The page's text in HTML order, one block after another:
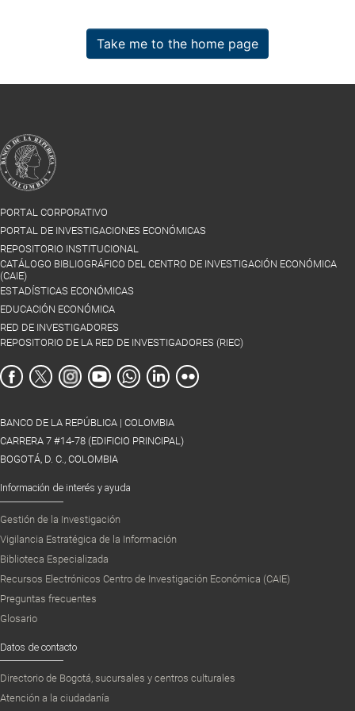
Take me to the home page
PORTAL CORPORATIVO
PORTAL DE INVESTIGACIONES ECONÓMICAS
REPOSITORIO INSTITUCIONAL
CATÁLOGO BIBLIOGRÁFICO DEL CENTRO DE INVESTIGACIÓN ECONÓMICA
(CAIE)
ESTADÍSTICAS ECONÓMICAS
EDUCACIÓN ECONÓMICA
RED DE INVESTIGADORES
REPOSITORIO DE LA RED DE INVESTIGADORES (RIEC)
BANCO DE LA REPÚBLICA | COLOMBIA
CARRERA 7 #14-78 (EDIFICIO PRINCIPAL)
BOGOTÁ, D. C., COLOMBIA
Información de interés y ayuda
Gestión de la Investigación
Vigilancia Estratégica de la Información
Biblioteca Especializada
Recursos Electrónicos Centro de Investigación Económica (CAIE)
Preguntas frecuentes
Glosario
Datos de contacto
Directorio de Bogotá, sucursales y centros culturales
Atención a la ciudadanía